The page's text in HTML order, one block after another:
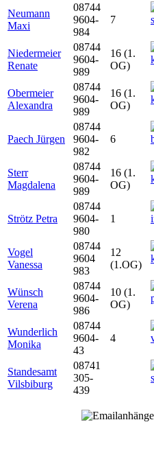
Neumann
Maxi
08744
9604-
984
7
Niedermeier
Renate
08744
9604-
989
16 (1.
OG)
Obermeier
Alexandra
08744
9604-
989
16 (1.
OG)
Paech Jürgen
08744
9604-
982
6
Sterr
Magdalena
08744
9604-
989
16 (1.
OG)
Strötz Petra
08744
9604-
980
1
Vogel
Vanessa
08744
9604
983
12
(1.OG)
Wünsch
Verena
08744
9604-
986
10 (1.
OG)
Wunderlich
Monika
08744
9604-
43
4
Standesamt
Vilsbiburg
08741
305-
439